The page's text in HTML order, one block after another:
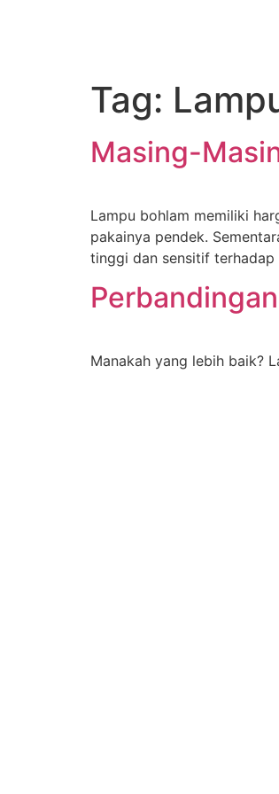
Tag:
Masing-
Lampu bohlam memiliki
pakainya pendek.
tinggi dan sensitif terhadap
Manakah yang lebih baik?